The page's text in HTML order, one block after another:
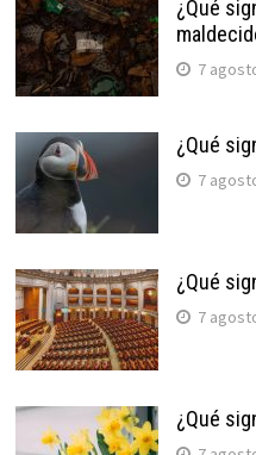
¿Qué
7
¿Qué
7
¿Qué
7
¿Qué